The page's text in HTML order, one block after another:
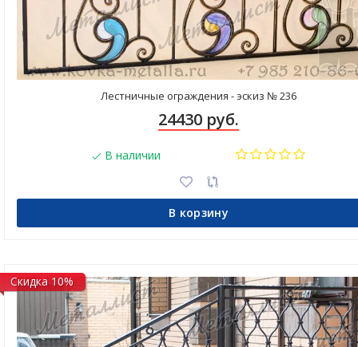
Лестничные ограждения - эскиз № 236
24430 руб.
В наличии
В корзину
Скидка 10%